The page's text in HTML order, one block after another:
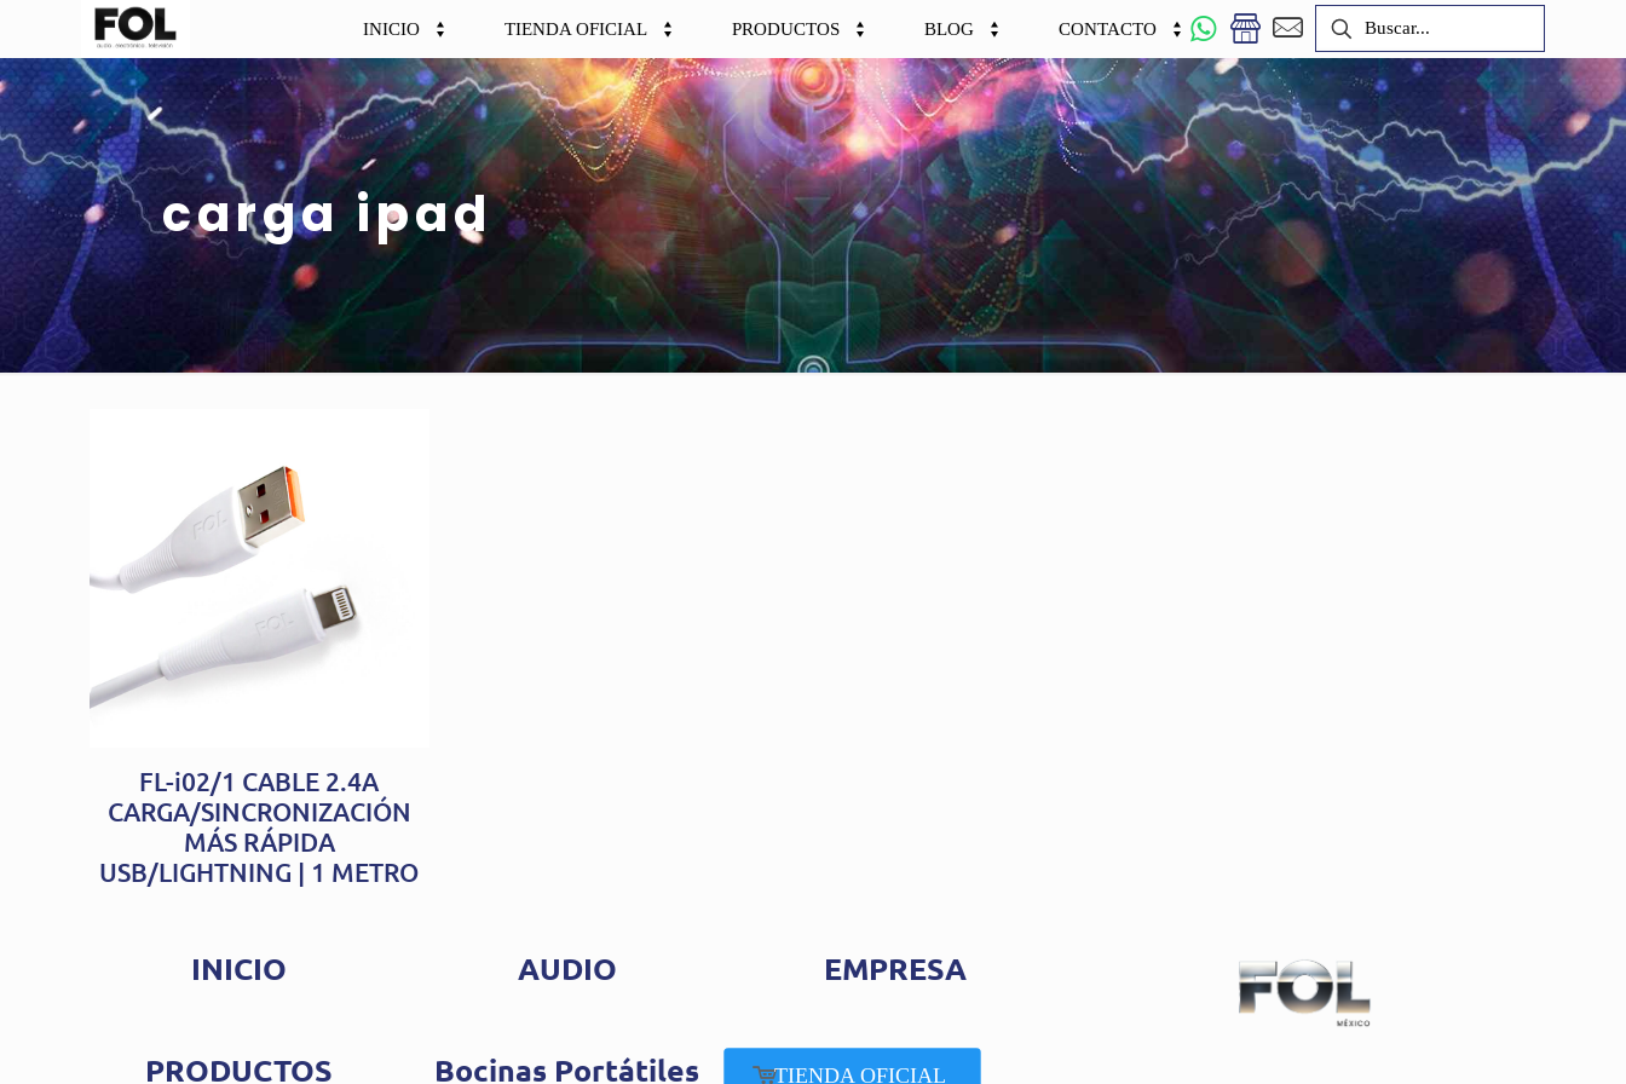
INICIO TIENDA OFICIAL PRODUCTOS BLOG CONTACTO
carga ipad
FL-i02/1 CABLE 2.4A
CARGA/SINCRONIZACIÓN
MÁS RÁPIDA
USB/LIGHTNING | 1 METRO
INICIO AUDIO EMPRESA
PRODUCTOS Bocinas Portátiles TIENDA OFICIAL